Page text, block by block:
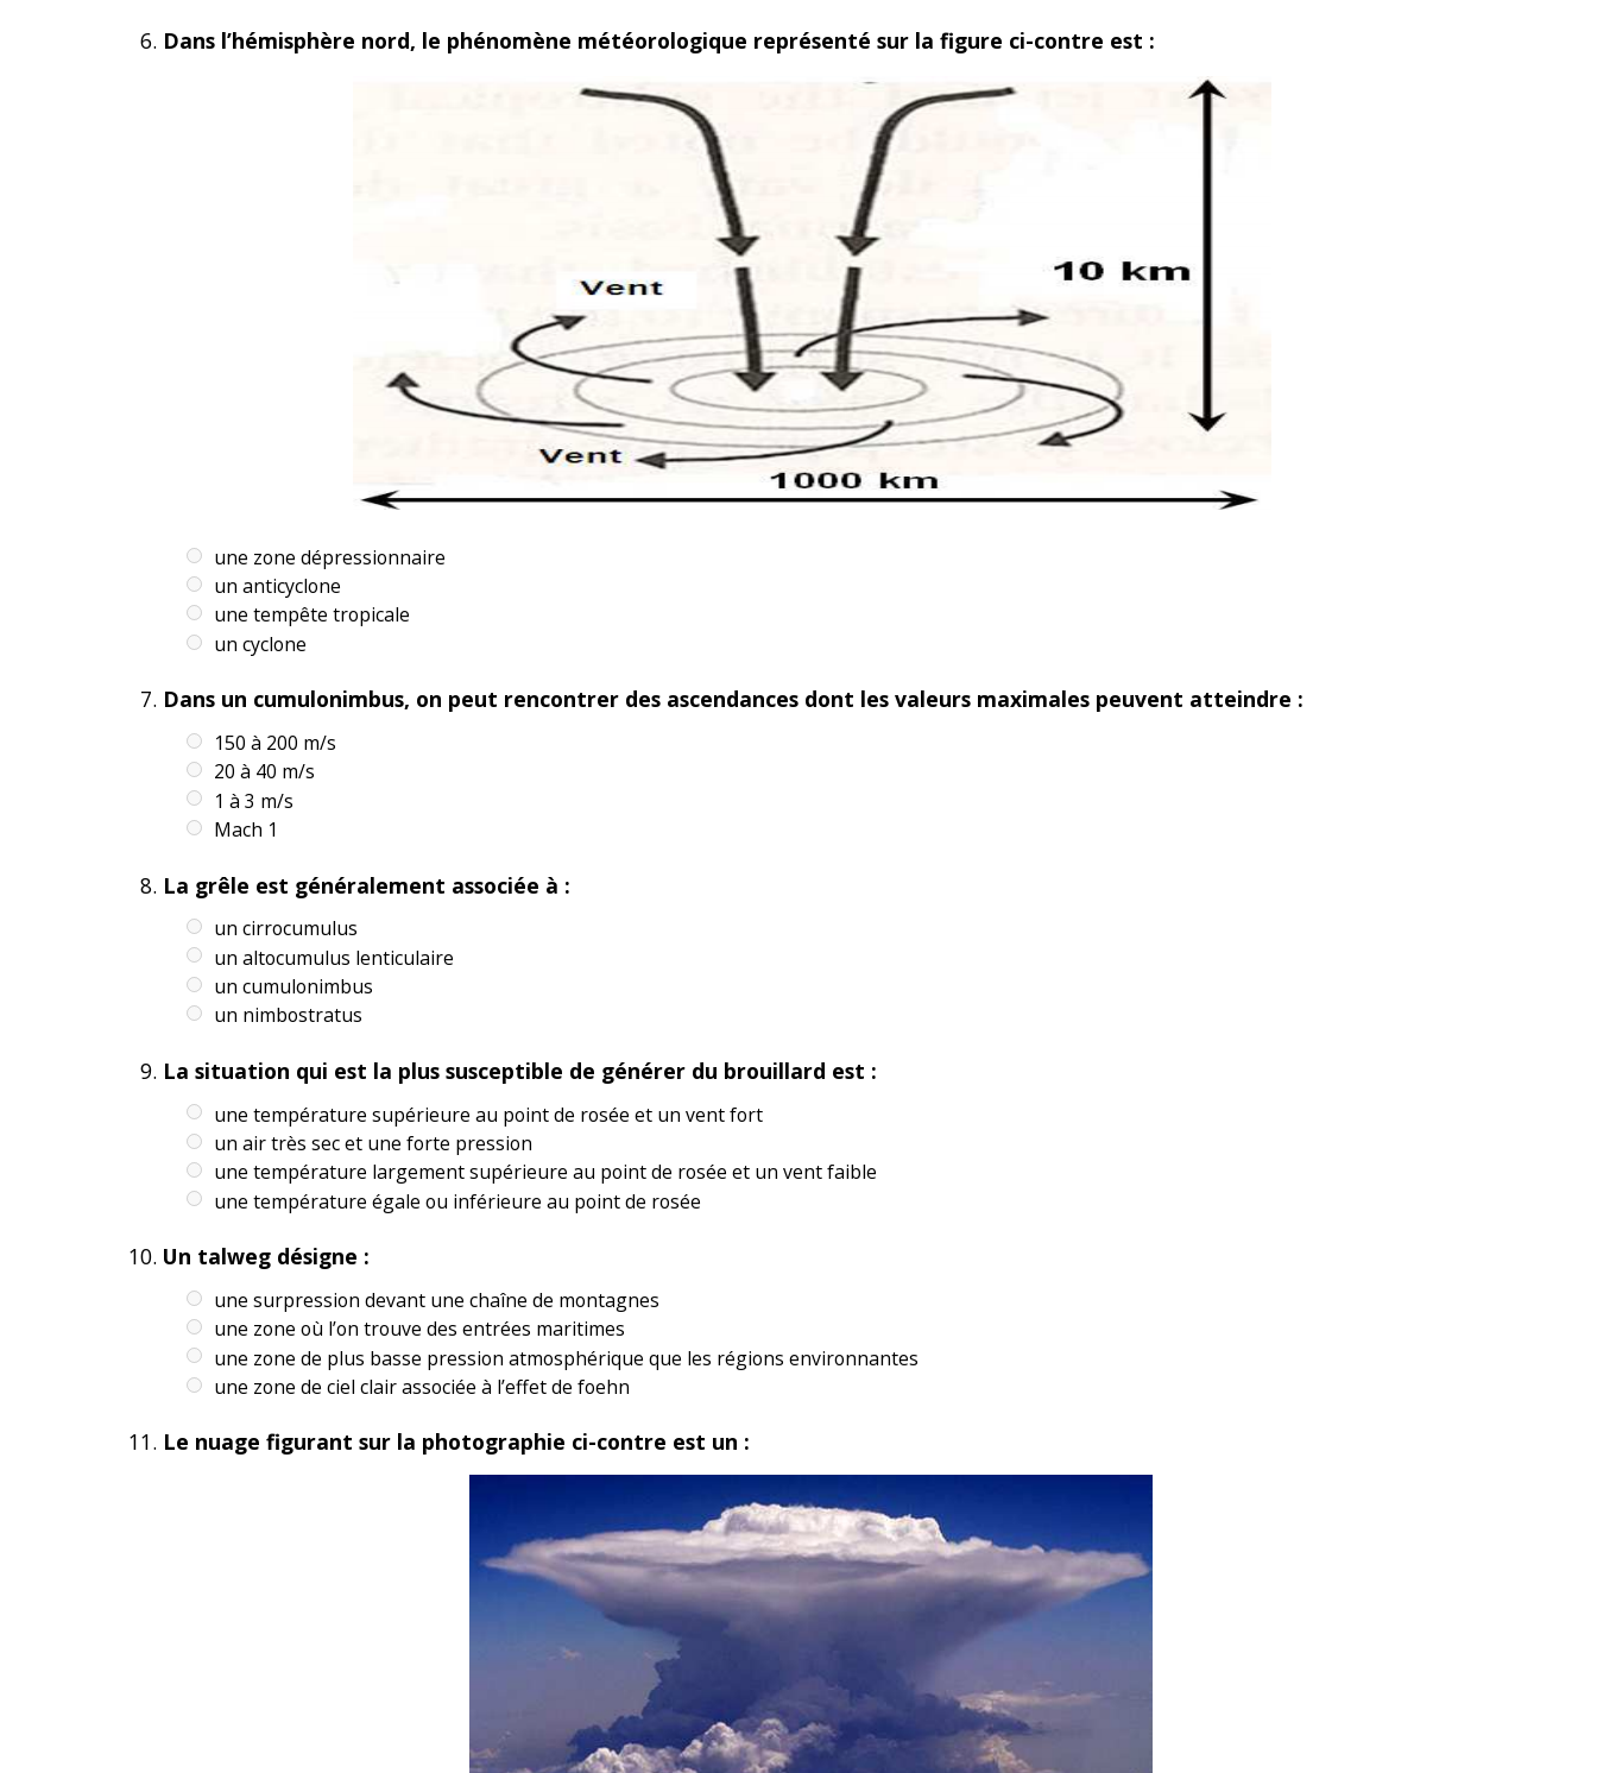
Dans l’hémisphère nord, le phénomène météorologique représenté sur la figure ci-contre est :
une zone dépressionnaire
un anticyclone
une tempête tropicale
un cyclone
Dans un cumulonimbus, on peut rencontrer des ascendances dont les valeurs maximales peuvent atteindre :
150 à 200 m/s
20 à 40 m/s
1 à 3 m/s
Mach 1
La grêle est généralement associée à :
un cirrocumulus
un altocumulus lenticulaire
un cumulonimbus
un nimbostratus
La situation qui est la plus susceptible de générer du brouillard est :
une température supérieure au point de rosée et un vent fort
un air très sec et une forte pression
une température largement supérieure au point de rosée et un vent faible
une température égale ou inférieure au point de rosée
Un talweg désigne :
une surpression devant une chaîne de montagnes
une zone où l’on trouve des entrées maritimes
une zone de plus basse pression atmosphérique que les régions environnantes
une zone de ciel clair associée à l’effet de foehn
Le nuage figurant sur la photographie ci-contre est un :